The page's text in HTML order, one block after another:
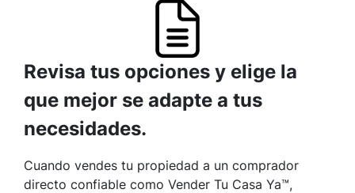
Revisa tus opciones y elige la
que mejor se adapte a tus
necesidades.
Cuando vendes tu propiedad a un comprador
directo confiable como Vender Tu Casa Ya™,